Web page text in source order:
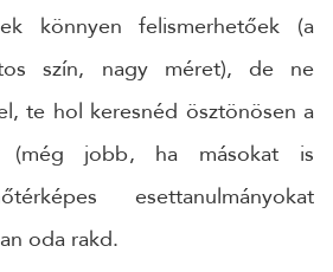
könnyen felismerhetőek (a
szín, nagy méret), de ne
te hol keresnéd ösztönösen a
(még jobb, ha másokat is
esettanulmányokat
oda rakd.